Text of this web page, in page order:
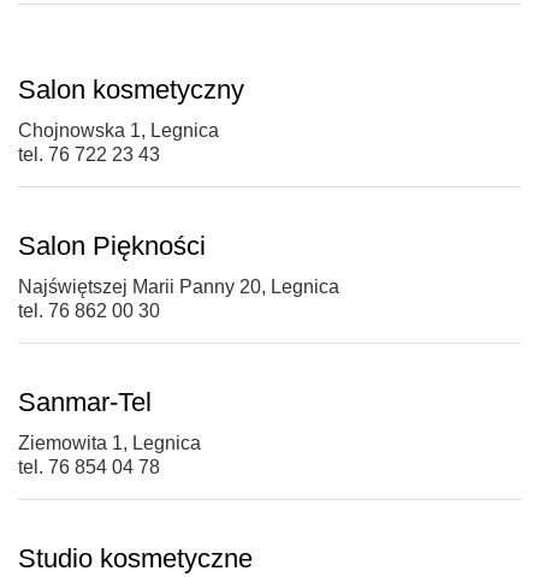
Salon kosmetyczny
Chojnowska 1, Legnica
tel. 76 722 23 43
Salon Piękności
Najświętszej Marii Panny 20, Legnica
tel. 76 862 00 30
Sanmar-Tel
Ziemowita 1, Legnica
tel. 76 854 04 78
Studio kosmetyczne